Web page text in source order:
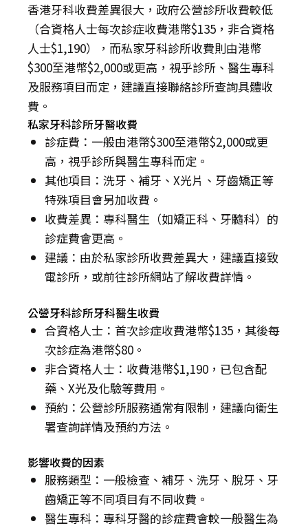
香港牙科收費差異很大，政府公營診所收費較低
（合資格人士每次診症收費港幣$135，非合資格
人士$1,190），而私家牙科診所收費則由港幣
$300至港幣$2,000或更高，視乎診所、醫生專科
及服務項目而定，建議直接聯絡診所查詢具體收
費。
私家牙科診所牙醫收費
診症費：一般由港幣$300至港幣$2,000或更
高，視乎診所與醫生專科而定。
其他項目：洗牙、補牙、X光片、牙齒矯正等
特殊項目會另加收費。
收費差異：專科醫生（如矯正科、牙髓科）的
診症費會更高。
建議：由於私家診所收費差異大，建議直接致
電診所，或前往診所網站了解收費詳情。
公營牙科診所牙科醫生收費
合資格人士：首次診症收費港幣$135，其後每
次診症為港幣$80。
非合資格人士：收費港幣$1,190，已包含配
藥、X光及化驗等費用。
預約：公營診所服務通常有限制，建議向衞生
署查詢詳情及預約方法。
影響收費的因素
服務類型：一般檢查、補牙、洗牙、脫牙、牙
齒矯正等不同項目有不同收費。
醫生專科：專科牙醫的診症費會較一般醫生為